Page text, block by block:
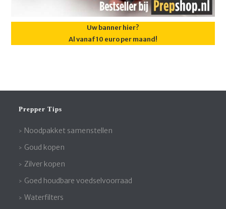
Uw banner hier?
Al vanaf 10 euro per maand!
Prepper Tips
Noodpakket samenstellen
Goud kopen
Zilver kopen
Goed houdbare voedselvoorraad
Waterfilters